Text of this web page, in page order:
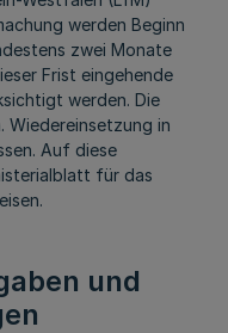
werden Beginn
zwei Monate
Frist eingehende
werden. Die
Wiedereinsetzung in
Auf diese
für das
und